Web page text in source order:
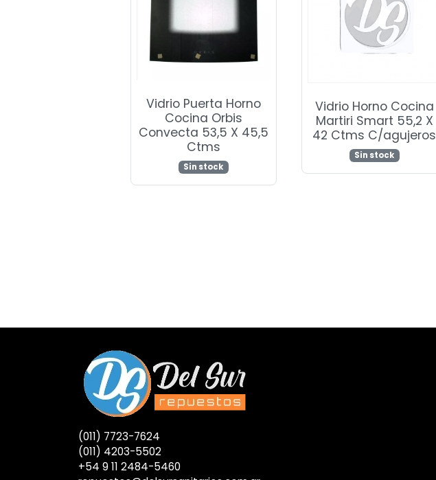
Vidrio Puerta Horno
Cocina Orbis
Convecta 53,5 X 45,5
Ctms
Sin stock
Vidrio Horno Cocina
Martiri Smart 55,2 X
42 Ctms C/agujeros
Sin stock
(011) 7723-7624
(011) 4203-5502
+54 9 11 2484-5460